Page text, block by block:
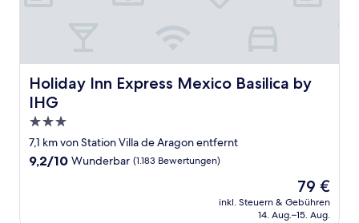
Holiday Inn Express Mexico Basilica by
IHG
Holiday Inn Express Mexico Basilica by IHG
3.0-
Sterne-
Unterkunft
7,1 km von Station Villa de Aragon entfernt
9.2
9,2/10 Wunderbar (1.183 Bewertungen)
Der
Preis
beträgt
79 €
inkl. Steuern & Gebühren
14. Aug.–15. Aug.